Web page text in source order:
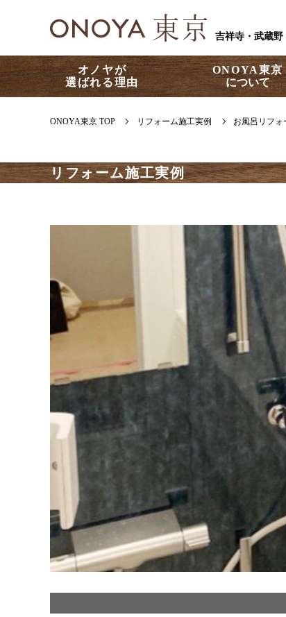
吉祥寺・武蔵
オノヤが
選ばれる理由
ONOYA東京
について
ONOYA東京 TOP リフォーム施工実例 お風呂リフォ
リフォーム施工実例